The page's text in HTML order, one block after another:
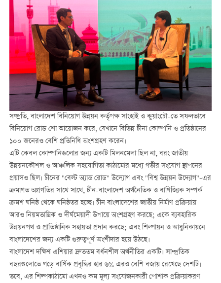
সম্প্রতি, বাংলাদেশ বিনিয়োগ উন্নয়ন কর্তৃপক্ষ সাংহাই ও কুয়াংচৌ-তে সফলভাবে
বিনিয়োগ রোড শো আয়োজন করে, যেখানে বিভিন্ন চীনা কোম্পানি ও প্রতিষ্ঠানের
১০০ জনেরও বেশি প্রতিনিধি অংশগ্রহণ করেন।
এটি কেবল কোম্পানিগুলোর জন্য একটি মিলনমেলা ছিল না, বরং জাতীয়
উন্নয়নকৌশল ও আঞ্চলিক সহযোগিতা কাঠামোর মধ্যে গভীর সংযোগ স্থাপনের
প্রয়াসও ছিল। চীনের "বেল্ট অ্যান্ড রোড" উদ্যোগ এবং "বিশ্ব উন্নয়ন উদ্যোগ"-এর
ক্রমাগত অগ্রগতির সাথে সাথে, চীন-বাংলাদেশ অর্থনৈতিক ও বাণিজ্যিক সম্পর্ক
ক্রমশ ঘনিষ্ঠ থেকে ঘনিষ্ঠতর হচ্ছে। চীন বাংলাদেশের জাতীয় নির্মাণ প্রক্রিয়ায়
আরও নিয়মতান্ত্রিক ও দীর্ঘমেয়াদী উপায়ে অংশগ্রহণ করছে; একে ব্যবহারিক
উন্নয়নপথ ও প্রাতিষ্ঠানিক সহায়তা প্রদান করছে; এবং শিল্পায়ন ও আধুনিকায়নে
বাংলাদেশের জন্য একটি গুরুত্বপূর্ণ অংশীদার হয়ে উঠছে।
বাংলাদেশ দক্ষিণ এশিয়ার দ্রুততম বর্ধনশীল অর্থনীতির একটি। সাম্প্রতিক
বছরগুলোতে গড়ে বার্ষিক প্রবৃদ্ধির হার ৬% এরও বেশি বজায় রেখেছে দেশটি।
তবে, এর শিল্পকাঠামো এখনও কম মূল্য সংযোজনকারী পোশাক প্রক্রিয়াকরণ